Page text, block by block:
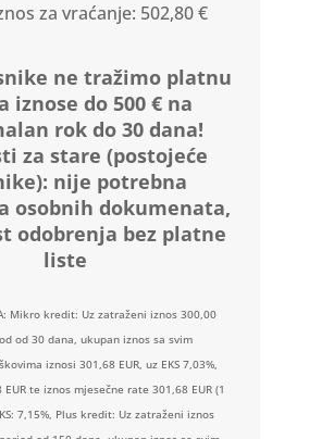
za vraćanje: 502,80 €
ne tražimo platnu
iznose do 500 € na
rok do 30 dana!
za stare (postojeće
nije potrebna
osobnih dokumenata,
odobrenja bez platne
liste
Mikro kredit: Uz zatraženi iznos 300,00
od 30 dana, ukupan iznos sa svim
iznosi 301,68 EUR, uz EKS 7,03%,
te iznos mjesečne rate 301,68 EUR (1
7,15%, Plus kredit: Uz zatraženi iznos